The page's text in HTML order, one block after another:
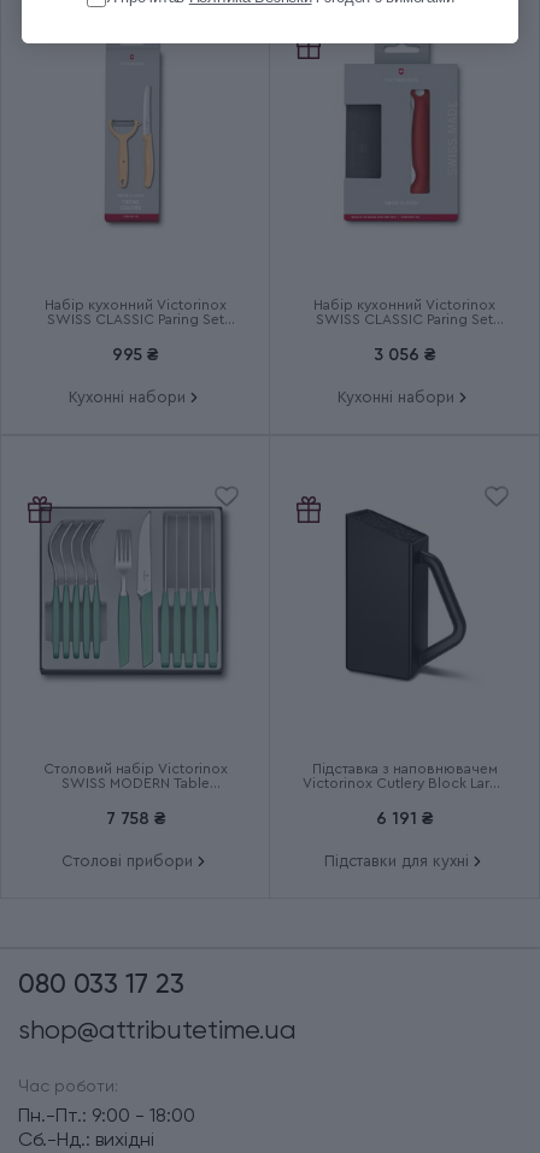
SwissClassic Paring
Країна збірки
Набір кухонний Victorinox
SWISS CLASSIC Paring Set
995 ₴
Кухонні набори
Набір кухонний Victorinox
SWISS CLASSIC Paring Set
3 056 ₴
Кухонні набори
Столовий набір Victorinox
SWISS MODERN Table
7 758 ₴
Столові прибори
Підставка з наповнювачем
Victorinox Cutlery Block Large
6 191 ₴
Підставки для кухні
080 033 17 23
shop@attributetime.ua
Час роботи:
Пн.-Пт.: 9:00 - 18:00
Сб.-Нд.: вихідні